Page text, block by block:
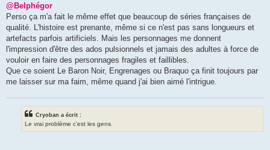
a
g
@Belphégor
Perso ça m'a fait le même effet que beaucoup de séries françaises de
qualité. L'histoire est prenante, même si ce n'est pas sans longueurs et
artefacts parfois artificiels. Mais les personnages me donnent
l'impression d'être des ados pulsionnels et jamais des adultes à force de
vouloir en faire des personnages fragiles et faillibles.
Que ce soient Le Baron Noir, Engrenages ou Braquo ça finit toujours par
me laisser sur ma faim, même quand j'ai bien aimé l'intrigue.
Cryoban a écrit :
Le vrai problème c'est les gens.